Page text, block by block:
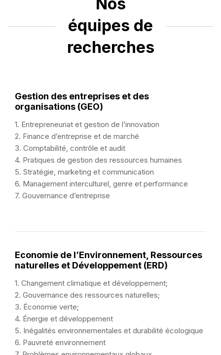
Nos
équipes de
recherches
Gestion des entreprises et des
organisations (GEO)
1. Entrepreneuriat et gestion de l’innovation
2. Finance d’entreprise et de marché
3. Comptabilité, contrôle et audit
4. Pratiques de gestion des ressources humaines
5. Stratégie, marketing et communication
6. Management interculturel, genre et performance
7. Gouvernance d’entreprise
Economie de l’Environnement, Ressources
naturelles et Développement (ERD)
1. Changement climatique et développement;
2. Gouvernance des ressources naturelles;
3. Économie verte;
4. Énergie et développement
5. Inégalités environnementales et durabilité écologique
6. Pauvreté environnement